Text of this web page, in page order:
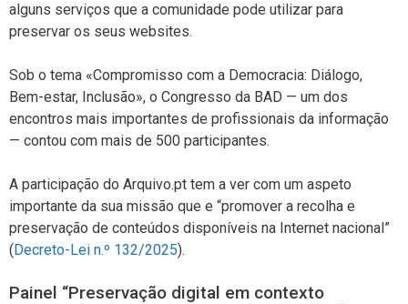
alguns serviços que a comunidade pode utilizar para
preservar os seus websites.
Sob o tema «Compromisso com a Democracia: Diálogo,
Bem-estar, Inclusão», o Congresso da BAD — um dos
encontros mais importantes de profissionais da informação
— contou com mais de 500 participantes.
A participação do Arquivo.pt tem a ver com um aspeto
importante da sua missão que e “promover a recolha e
preservação de conteúdos disponíveis na Internet nacional”
( Decreto-Lei n.º 132/2025).
Painel “Preservação digital em contexto